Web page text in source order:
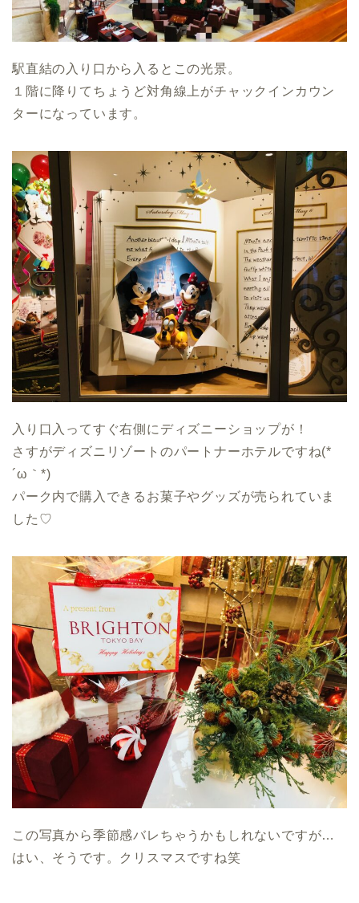
駅直結の入り口から入るとこの光景。
１階に降りてちょうど対角線上がチャックインカウン
ターになっています。
入り口入ってすぐ右側にディズニーショップが！
さすがディズニリゾートのパートナーホテルですね(*
´ω｀*)
パーク内で購入できるお菓子やグッズが売られていま
した♡
この写真から季節感バレちゃうかもしれないですが…
はい、そうです。クリスマスですね笑